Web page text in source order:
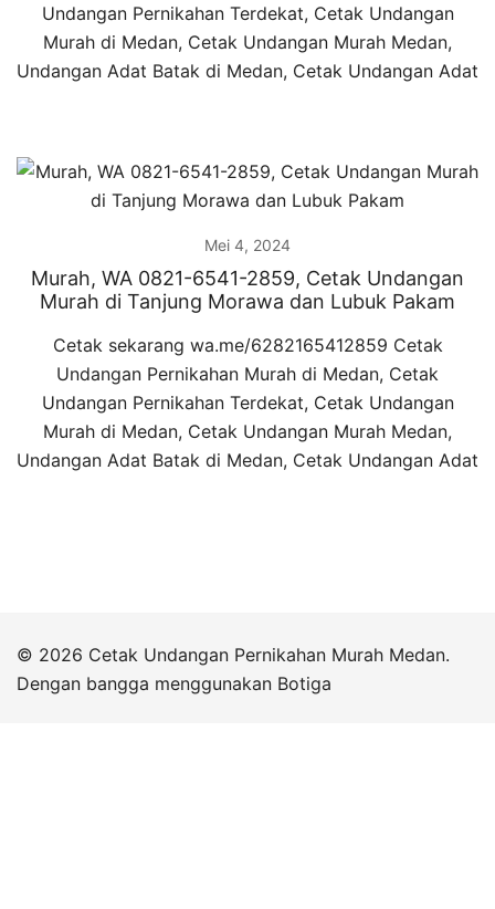
Undangan Pernikahan Terdekat, Cetak Undangan
Murah di Medan, Cetak Undangan Murah Medan,
Undangan Adat Batak di Medan, Cetak Undangan Adat
Mei 4, 2024
Murah, WA 0821-6541-2859, Cetak Undangan
Murah di Tanjung Morawa dan Lubuk Pakam
Cetak sekarang wa.me/6282165412859 Cetak
Undangan Pernikahan Murah di Medan, Cetak
Undangan Pernikahan Terdekat, Cetak Undangan
Murah di Medan, Cetak Undangan Murah Medan,
Undangan Adat Batak di Medan, Cetak Undangan Adat
© 2026 Cetak Undangan Pernikahan Murah Medan.
Dengan bangga menggunakan Botiga